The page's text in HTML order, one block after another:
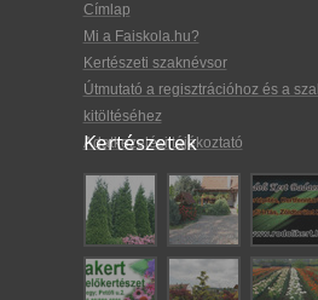
Címlap
Mi a Faiskola.hu?
Kertészeti szaknévsor
Útmutató a regisztrációhoz és a
kitöltéséhez
Adatkezelési tájékoztató
Kertészetek